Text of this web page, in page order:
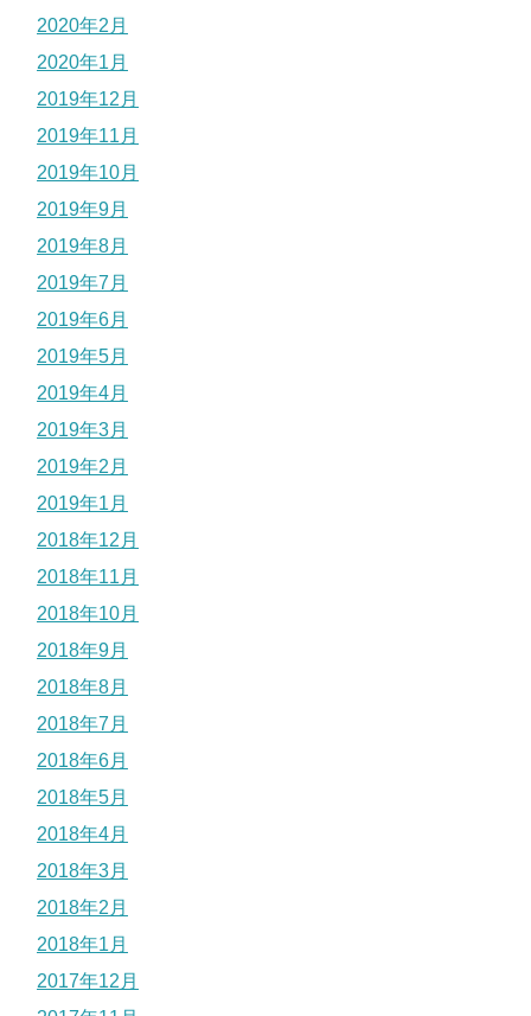
2020年2月
2020年1月
2019年12月
2019年11月
2019年10月
2019年9月
2019年8月
2019年7月
2019年6月
2019年5月
2019年4月
2019年3月
2019年2月
2019年1月
2018年12月
2018年11月
2018年10月
2018年9月
2018年8月
2018年7月
2018年6月
2018年5月
2018年4月
2018年3月
2018年2月
2018年1月
2017年12月